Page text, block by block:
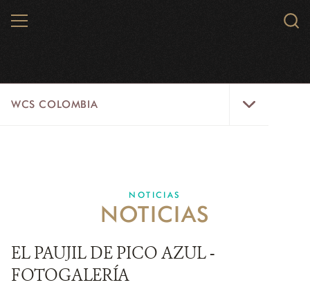
MENU
WCS COLOMBIA
EJES ESTRATÉGICOS
LÍNEAS DE ACCIÓN
NOTICIAS
NOTICIAS
EL PAUJIL DE PICO AZUL -
FOTOGALERÍA